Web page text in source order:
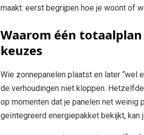
maakt: eerst begrijpen hoe je woont of
Waarom één
keuzes
Wie zonnepanelen plaatst en later “wel
de verhoudingen niet kloppen.
op momenten dat je panelen net weinig
geïntegreerd energiepakket bekijkt, kan